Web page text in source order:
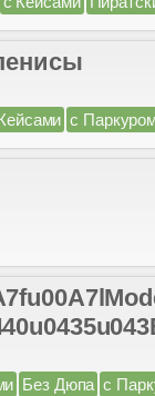
с
Без Дюпа с